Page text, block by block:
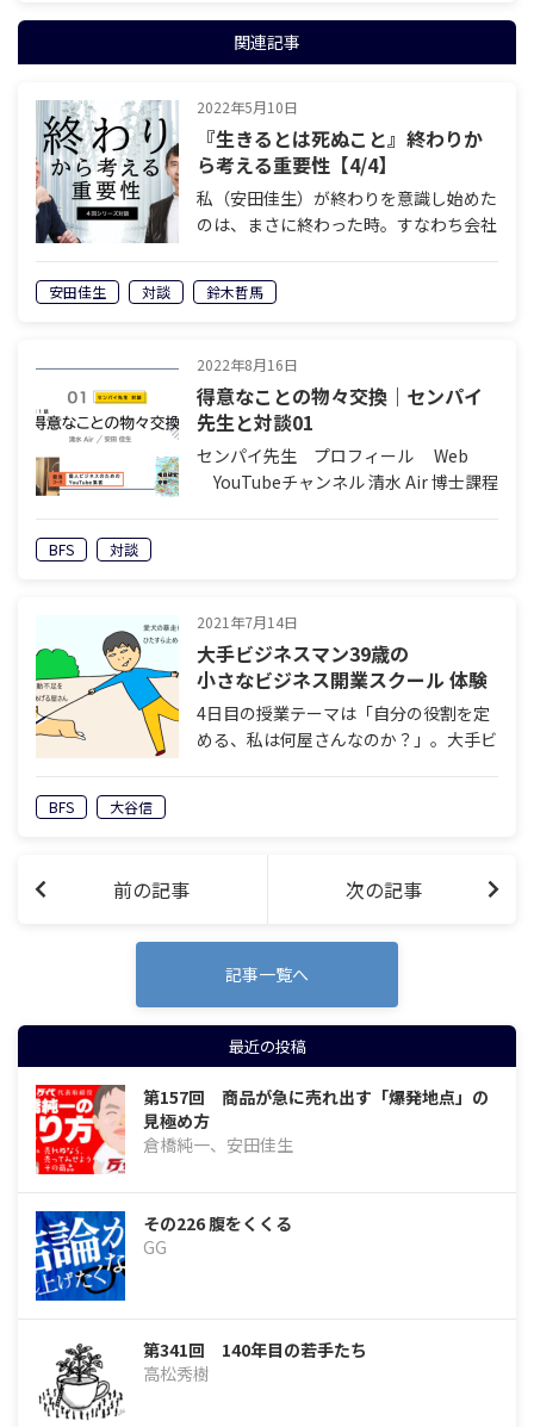
関連記事
2022年5月10日
『生きるとは死ぬこと』終わりか
ら考える重要性【4/4】
私（安田佳生）が終わりを意識し始めた
のは、まさに終わった時。すなわち会社
ったことが終わる。そのとき痛感したの
は「終わりを想定していなかった愚か
るもの…
安田佳生 対談 鈴木哲馬
2022年8月16日
得意なことの物々交換｜センパイ
先生と対談01
センパイ先生 プロフィール Web
YouTubeチャンネル 清水 Air 博士課程
BFS 対談
2021年7月14日
大手ビジネスマン39歳の
小さなビジネス開業スクール 体験
記 ～4日目「自分の役割を定める
『私は何屋さんなのか？』」～
4日目の授業テーマは「自分の役割を定
める、私は何屋さんなのか？」。大手ビ
BFS 大谷信
前の記事 次の記事
記事一覧へ
最近の投稿
第157回 商品が急に売れ出す「爆発地点」の
見極め方
倉橋純一、安田佳生
その226 腹をくくる
GG
第341回 140年目の若手たち
高松秀樹